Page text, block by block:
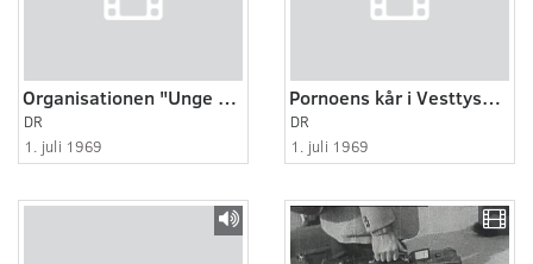
Organisationen "Unge Kristne” demonstrerer imod porno
DR
1. juli 1969
Pornoens kår i Vesttyskland
DR
1. juli 1969